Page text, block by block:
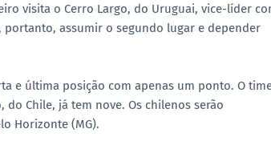
visita o Cerro Largo, do Uruguai, vice-líder
assumir o segundo lugar e depender
e última posição com apenas um ponto. O
Chile, já tem nove. Os chilenos serão
Horizonte (MG).